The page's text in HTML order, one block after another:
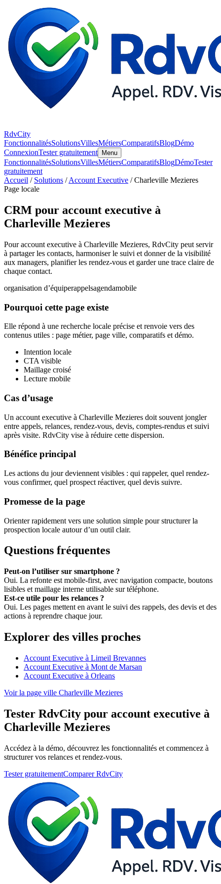
RdvCity
FonctionnalitésSolutionsVillesMétiersComparatifsBlogDémo
ConnexionTester gratuitement Menu
FonctionnalitésSolutionsVillesMétiersComparatifsBlogDémoTester
gratuitement
Accueil / Solutions /Account Executive / Charleville Mezieres
Page locale
CRM pour account executive à
Charleville Mezieres
Pour account executive à Charleville Mezieres, RdvCity peut servir
à partager les contacts, harmoniser le suivi et donner de la visibilité
aux managers, planifier les rendez-vous et garder une trace claire de
chaque contact.
organisation d’équiperappelsagendamobile
Pourquoi cette page existe
Elle répond à une recherche locale précise et renvoie vers des
contenus utiles : page métier, page ville, comparatifs et démo.
Intention locale
CTA visible
Maillage croisé
Lecture mobile
Cas d’usage
Un account executive à Charleville Mezieres doit souvent jongler
entre appels, relances, rendez-vous, devis, comptes-rendus et suivi
après visite. RdvCity vise à réduire cette dispersion.
Bénéfice principal
Les actions du jour deviennent visibles : qui rappeler, quel rendez-
vous confirmer, quel prospect réactiver, quel devis suivre.
Promesse de la page
Orienter rapidement vers une solution simple pour structurer la
prospection locale autour d’un outil clair.
Questions fréquentes
Peut-on l’utiliser sur smartphone ?
Oui. La refonte est mobile-first, avec navigation compacte, boutons
lisibles et maillage interne utilisable sur téléphone.
Est-ce utile pour les relances ?
Oui. Les pages mettent en avant le suivi des rappels, des devis et des
actions à reprendre chaque jour.
Explorer des villes proches
Account Executive à Limeil Brevannes
Account Executive à Mont de Marsan
Account Executive à Orleans
Voir la page ville Charleville Mezieres
Tester RdvCity pour account executive à
Charleville Mezieres
Accédez à la démo, découvrez les fonctionnalités et commencez à
structurer vos relances et rendez-vous.
Tester gratuitementComparer RdvCity